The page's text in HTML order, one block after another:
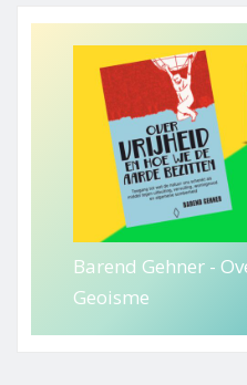
Barend Gehner -
Geoisme